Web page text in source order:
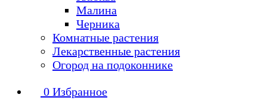
Малина
Черника
Комнатные растения
Лекарственные растения
Огород на подоконнике
0 Избранное